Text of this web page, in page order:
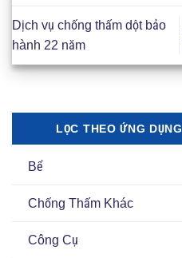
Dịch vụ chống thấm dột bảo
hành 22 năm
LỌC THEO ỨNG DỤNG
Bể
Chống Thấm Khác
Công Cụ